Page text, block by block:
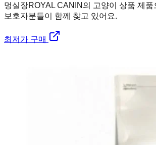
멍실장ROYAL CANIN의 고양이 상품 제품
보호자분들이 함께 찾고 있어요.
최저가 구매